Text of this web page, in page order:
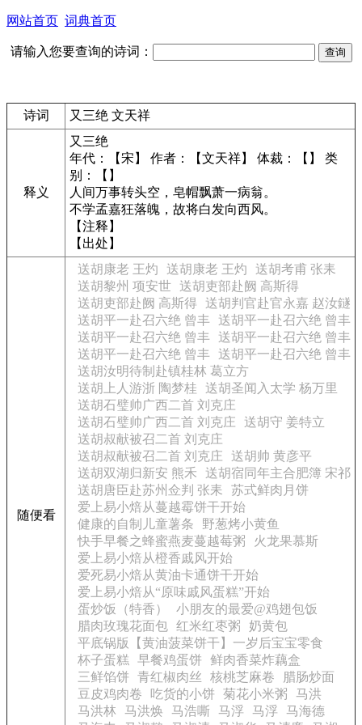
网站首页 词典首页
请输入您要查询的诗词：
诗词 又三绝 文天祥
释义
又三绝
年代：【宋】 作者：【文天祥】 体裁：【】 类
别：【】
人间万事转头空，皂帽飘萧一病翁。
不学孟嘉狂落魄，故将白发向西风。
【注释】
【出处】
随便看
送胡康老 王灼 送胡康老 王灼
送胡考甫 张耒
送胡黎州 项安世
送胡吏部赴阙 高斯得
送胡吏部赴阙 高斯得
送胡判官赴官永嘉 赵汝鐩
送胡平一赴召六绝 曾丰
送胡平一赴召六绝 曾丰
送胡平一赴召六绝 曾丰
送胡平一赴召六绝 曾丰
送胡平一赴召六绝 曾丰
送胡平一赴召六绝 曾丰
送胡汝明待制赴镇桂林 葛立方
送胡上人游浙 陶梦桂
送胡圣闻入太学 杨万里
送胡石璧帅广西二首 刘克庄
送胡石璧帅广西二首 刘克庄
送胡守 姜特立
送胡叔献被召二首 刘克庄
送胡叔献被召二首 刘克庄
送胡帅 黄彦平
送胡双湖归新安 熊禾
送胡宿同年主合肥簿 宋祁
送胡唐臣赴苏州佥判 张耒
苏式鲜肉月饼
爱上易小焙从蔓越霉饼干开始
健康的自制儿童薯条
野葱烤小黄鱼
快手早餐之蜂蜜燕麦蔓越莓粥
火龙果慕斯
爱上易小焙从橙香戚风开始
爱死易小焙从黄油卡通饼干开始
爱上易小焙从“原味戚风蛋糕”开始
蛋炒饭（特香）
小朋友的最爱@鸡翅包饭
腊肉玫瑰花面包 红米红枣粥
奶黄包
平底锅版【黄油菠菜饼干】一岁后宝宝零食
杯子蛋糕
早餐鸡蛋饼
鲜肉香菜炸藕盒
三鲜馅饼
青红椒肉丝 核桃芝麻卷
腊肠炒面
豆皮鸡肉卷
吃货的小饼 菊花小米粥
马洪
马洪林
马洪焕 马浩嘶 马浮 马浮
马海德